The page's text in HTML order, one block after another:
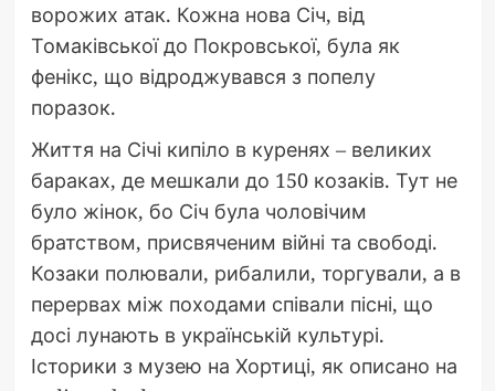
ворожих атак. Кожна нова Січ, від
Томаківської до Покровської, була як
фенікс, що відроджувався з попелу
поразок.
Життя на Січі кипіло в куренях – великих
бараках, де мешкали до 150 козаків. Тут не
було жінок, бо Січ була чоловічим
братством, присвяченим війні та свободі.
Козаки полювали, рибалили, торгували, а в
перервах між походами співали пісні, що
досі лунають в українській культурі.
Історики з музею на Хортиці, як описано на